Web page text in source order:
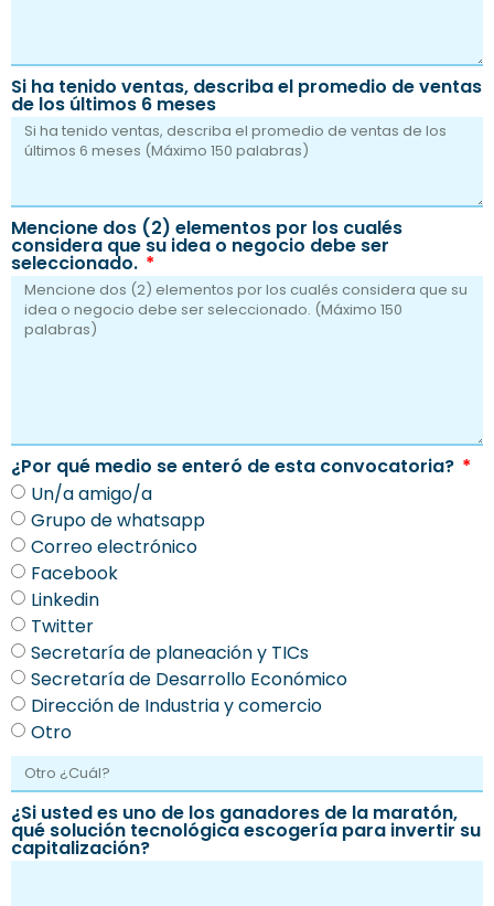
Si ha tenido ventas, describa el promedio de ventas
de los últimos 6 meses
Mencione dos (2) elementos por los cualés
considera que su idea o negocio debe ser
seleccionado.
¿Por qué medio se enteró de esta convocatoria?
Un/a amigo/a
Grupo de whatsapp
Correo electrónico
Facebook
Linkedin
Twitter
Secretaría de planeación y TICs
Secretaría de Desarrollo Económico
Dirección de Industria y comercio
Otro
¿Si usted es uno de los ganadores de la maratón,
qué solución tecnológica escogería para invertir su
capitalización?